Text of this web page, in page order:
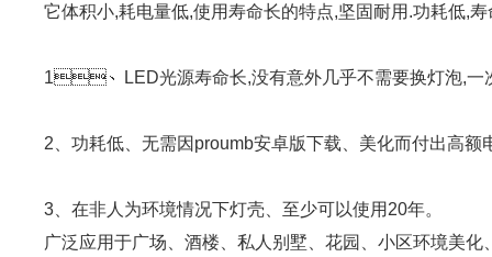
它体积小,耗电量低,使用寿命长的特点,坚固耐用.功耗低,寿
1、LED光源寿命长,没有意外几乎不需要换灯泡,一次
2、功耗低、无需因proumb安卓版下载、美化而付出高额电
3、在非人为环境情况下灯壳、至少可以使用20年。
广泛应用于广场、酒楼、私人别墅、花园、小区环境